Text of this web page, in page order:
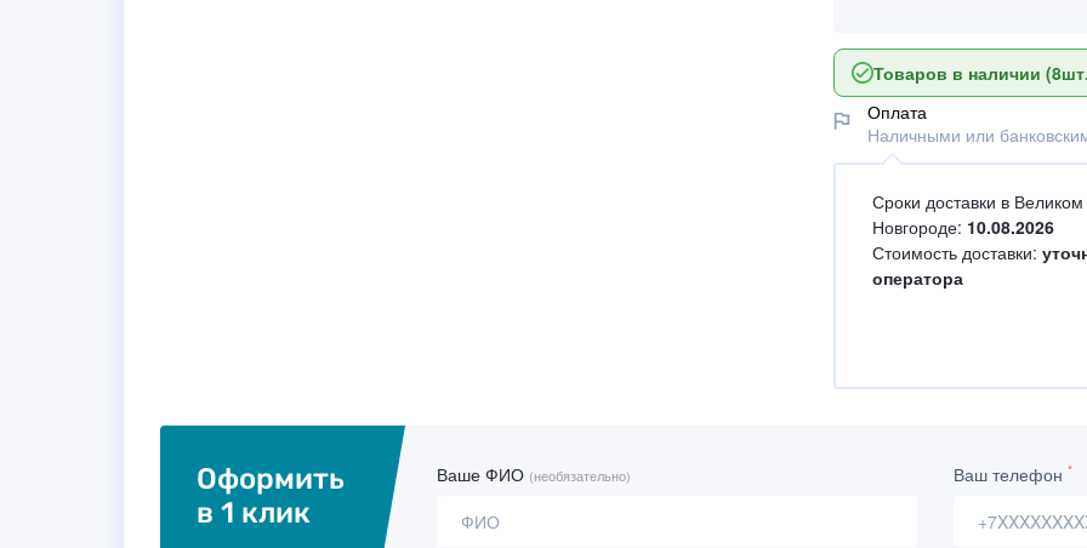
Товаров в наличии
Оплата
Наличными или
Сроки доставки в Великом
Новгороде: 10.08.2026
Стоимость доставки:
оператора
Оформить
в 1 клик
Ваше ФИО (необязательно) Ваш телефон *